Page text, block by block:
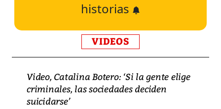
historias
VIDEOS
Video, Catalina Botero: ‘Si la gente elige
criminales, las sociedades deciden
suicidarse’